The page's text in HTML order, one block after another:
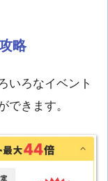
略
いろなイベント
できます。